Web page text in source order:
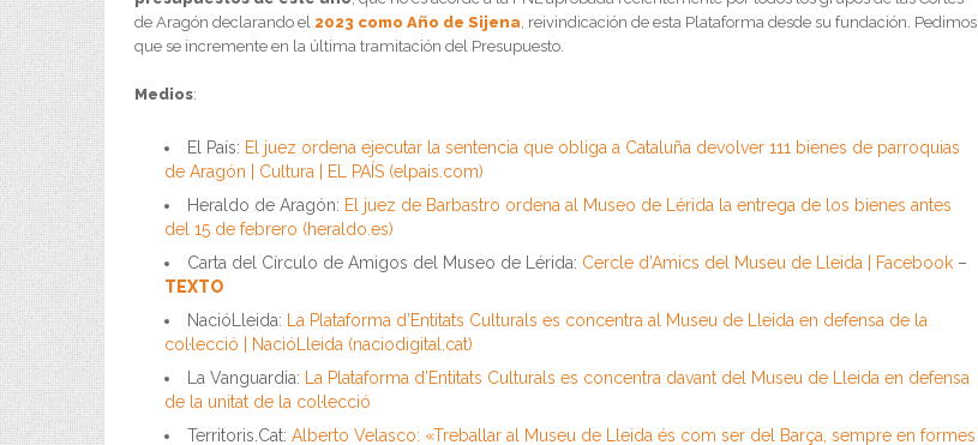
de Aragón declarando el 2023 como Año de Sijena, reivindicación de esta Plataforma desde su fundación. Pedimos
que se incremente en la última tramitación del Presupuesto.
Medios:
El País: El juez ordena ejecutar la sentencia que obliga a Cataluña devolver 111 bienes de parroquias
de Aragón | Cultura | EL PAÍS (elpais.com)
Heraldo de Aragón: El juez de Barbastro ordena al Museo de Lérida la entrega de los bienes antes
del 15 de febrero (heraldo.es)
Carta del Círculo de Amigos del Museo de Lérida: Cercle d’Amics del Museu de Lleida | Facebook –
TEXTO
NacióLleida:
La Plataforma d’Entitats Culturals es concentra al Museu de Lleida en defensa de la
col·lecció | NacióLleida (naciodigital.cat)
La Vanguardia:
La Plataforma d’Entitats Culturals es concentra davant del Museu de Lleida en defensa
de la unitat de la col·lecció
Territoris.Cat: Alberto Velasco: «Treballar al Museu de Lleida és com ser del Barça, sempre en formes